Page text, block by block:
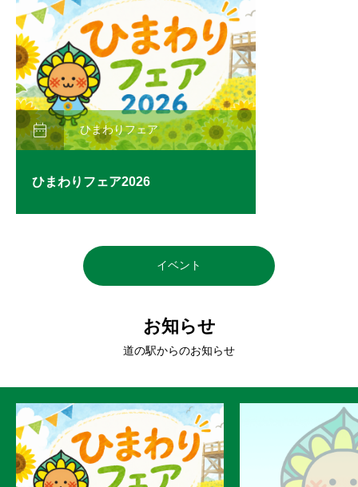
 ひまわりフェア
ひまわりフェア2026
イベント
お知らせ
道の駅からのお知らせ